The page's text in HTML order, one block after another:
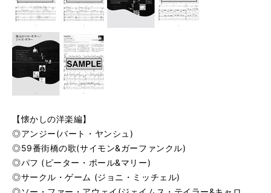
【懐かしの洋楽編】
◎アンジー(バート・ヤンシュ)
◎59番街橋の歌(サイモン&ガーファンクル)
◎パフ (ピーター・ポール&マリー)
◎サークル・ゲーム (ジョニ・ミッチェル)